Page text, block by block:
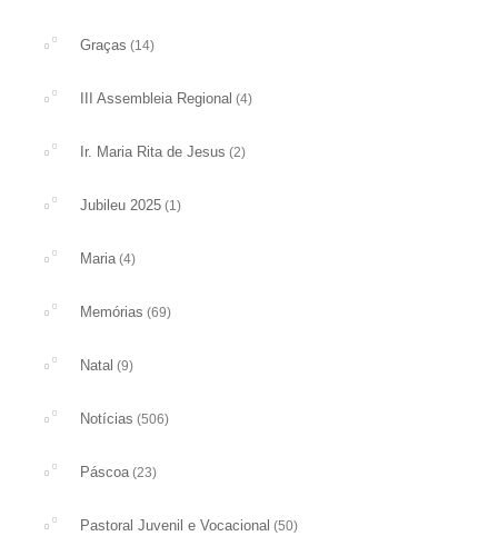
Graças (14)
III Assembleia Regional (4)
Ir. Maria Rita de Jesus (2)
Jubileu 2025 (1)
Maria(4)
Memórias (69)
Natal (9)
Notícias (506)
Páscoa(23)
Pastoral Juvenil e Vocacional (50)